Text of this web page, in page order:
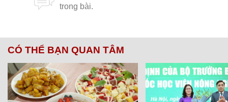
CÓ THỂ BẠN QUAN TÂM